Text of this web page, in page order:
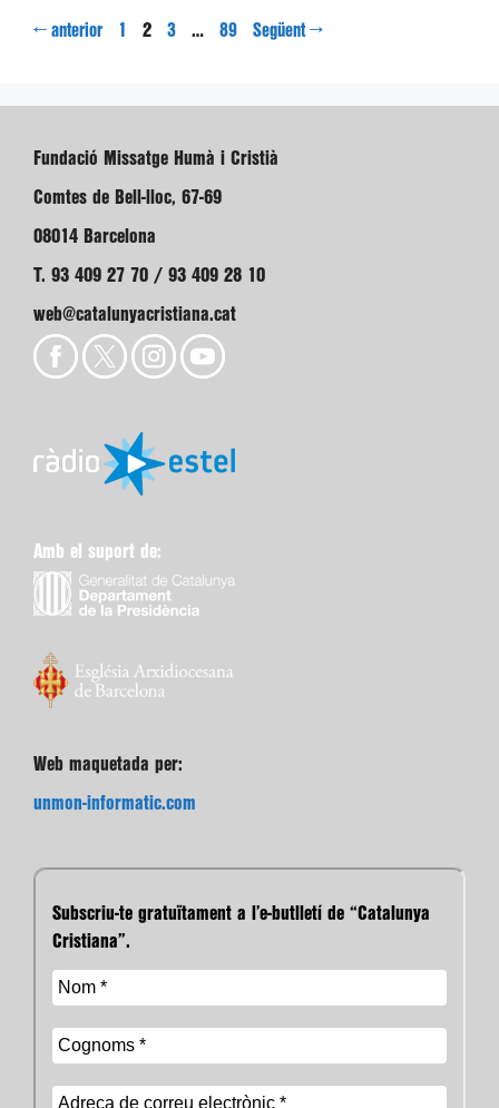
← anterior PàginaPàgina
2 Pàgina
3 … Pàgina
89 Següent →
Fundació Missatge Humà i Cristià
Comtes de Bell-lloc, 67-69
08014 Barcelona
T. 93 409 27 70 / 93 409 28 10
web@catalunyacristiana.cat
Amb el suport de:
Web maquetada per:
unmon-informatic.com
Subscriu-te gratuïtament a l’e-butlletí de “Catalunya
Cristiana”.